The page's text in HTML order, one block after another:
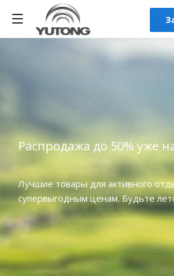
Распродажа до 50% уже
Лучшие товары для активного
супервыгодным ценам. Будьте